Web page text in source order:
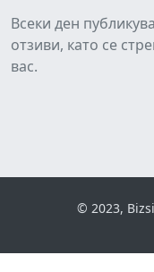
Всеки ден
отзиви, като се
вас.
© 2023,